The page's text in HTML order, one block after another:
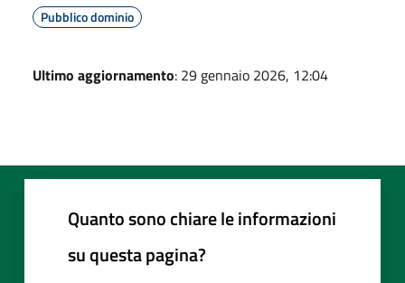
Pubblico dominio
Ultimo aggiornamento: 29 gennaio 2026, 12:04
Quanto sono chiare le informazioni
su questa pagina?